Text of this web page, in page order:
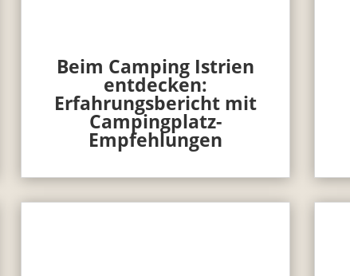
Beim Camping Istrien
entdecken:
Erfahrungsbericht mit
Campingplatz-
Empfehlungen